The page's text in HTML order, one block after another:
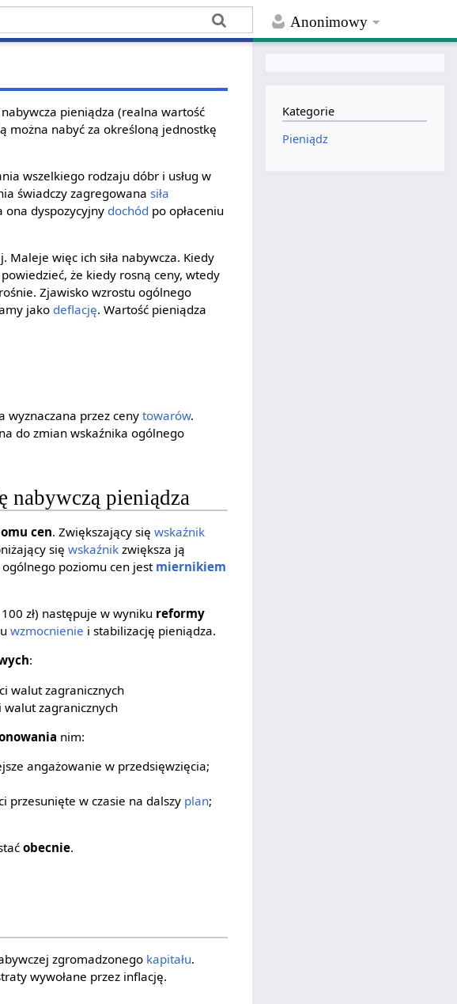
Anonimowy
nabywcza pieniądza (realna wartość
można nabyć za określoną jednostkę
wszelkiego rodzaju dóbr i usług w
świadczy zagregowanasiła
ona dyspozycyjny dochód po opłaceniu
Maleje więc ich siła nabywcza. Kiedy
że kiedy rosną ceny, wtedy
Zjawisko wzrostu ogólnego
jako deflację. Wartość pieniądza
wyznaczana przez ceny towarów.
do zmian wskaźnika ogólnego
nabywczą pieniądza
cen. Zwiększający sięwskaźnik
sięwskaźnik zwiększa ją
poziomu cen jest miernikiem
zł) następuje w wyniku reformy
wzmocnienie i stabilizację pieniądza.
:
walut zagranicznych
zagranicznych
nim:
angażowanie w przedsięwzięcia;
przesunięte w czasie na dalszy plan;
obecnie.
zgromadzonego kapitału.
wywołane przez inflację.
Kategorie
Pieniądz